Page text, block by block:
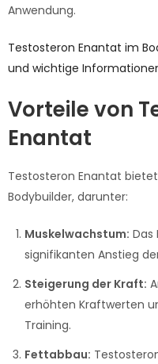
Anwendung.
Testosteron Enantat im
und wichtige
Vorteile von
Enantat
Testosteron Enantat
Bodybuilder, darunter:
Muskelwachstum: Das
signifikanten Anstieg
Steigerung der Kraft:
erhöhten Kraftwerten
Training.
Fettabbau: